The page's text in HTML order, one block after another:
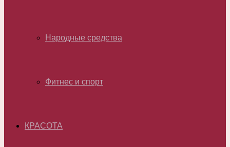
Народные средства
Фитнес и спорт
КРАСОТА